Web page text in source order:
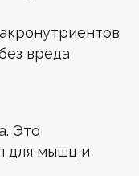
вреда
Это
для мышц и